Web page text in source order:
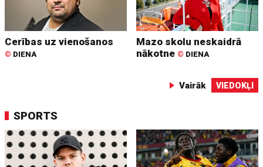
Cerības uz vienošanos
© DIENA
Mazo skolu neskaidrā
nākotne © DIENA
Vairāk VIEDOKĻI
SPORTS